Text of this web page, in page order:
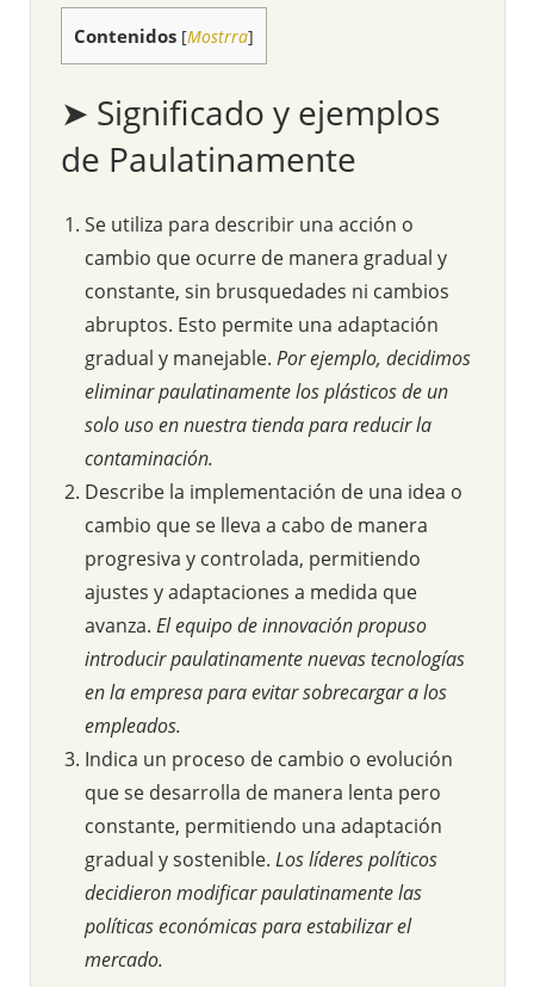
Contenidos [Mostrra]
➤ Significado y ejemplos
de Paulatinamente
Se utiliza para describir una acción o
cambio que ocurre de manera gradual y
constante, sin brusquedades ni cambios
abruptos. Esto permite una adaptación
gradual y manejable. Por ejemplo, decidimos
eliminar paulatinamente los plásticos de un
solo uso en nuestra tienda para reducir la
contaminación.
Describe la implementación de una idea o
cambio que se lleva a cabo de manera
progresiva y controlada, permitiendo
ajustes y adaptaciones a medida que
avanza. El equipo de innovación propuso
introducir paulatinamente nuevas tecnologías
en la empresa para evitar sobrecargar a los
empleados.
Indica un proceso de cambio o evolución
que se desarrolla de manera lenta pero
constante, permitiendo una adaptación
gradual y sostenible. Los líderes políticos
decidieron modificar paulatinamente las
políticas económicas para estabilizar el
mercado.